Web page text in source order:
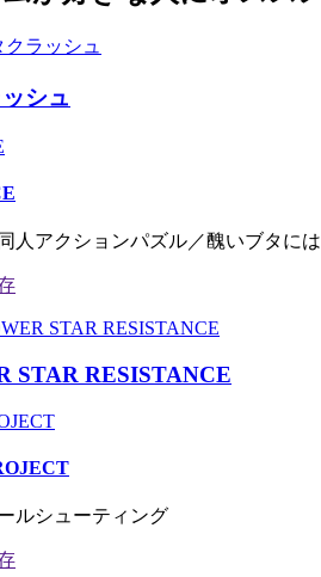
シュ
人アクションパズル／醜いブタに
STAR RESISTANCE
ルシューティング